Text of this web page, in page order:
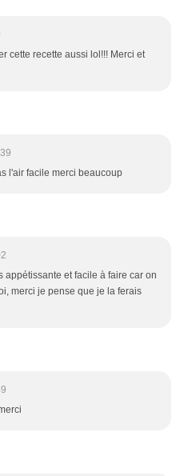
cette recette aussi lol!!! Merci et
l'air facile merci beaucoup
appétissante et facile à faire car on
merci je pense que je la ferais